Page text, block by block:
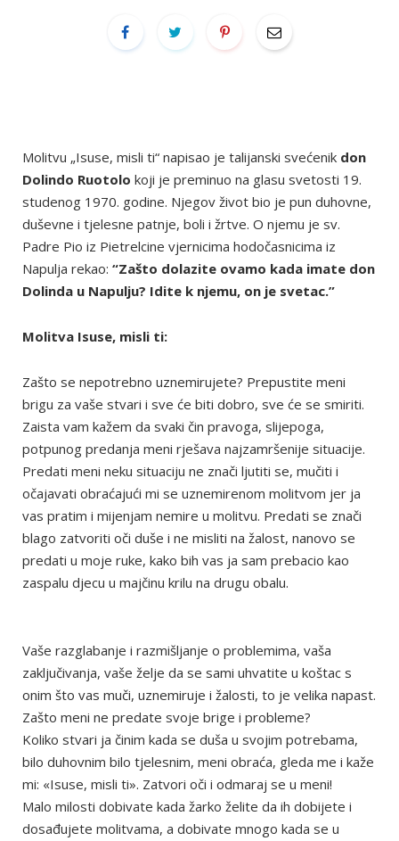
Molitvu „Isuse, misli ti“ napisao je talijanski svećenik don
Dolindo Ruotolo koji je preminuo na glasu svetosti 19.
studenog 1970. godine. Njegov život bio je pun duhovne,
duševne i tjelesne patnje, boli i žrtve. O njemu je sv.
Padre Pio iz Pietrelcine vjernicima hodočasnicima iz
Napulja rekao: “Zašto dolazite ovamo kada imate don
Dolinda u Napulju? Idite k njemu, on je svetac.”
Molitva Isuse, misli ti:
Zašto se nepotrebno uznemirujete? Prepustite meni
brigu za vaše stvari i sve će biti dobro, sve će se smiriti.
Zaista vam kažem da svaki čin pravoga, slijepoga,
potpunog predanja meni rješava najzamršenije situacije.
Predati meni neku situaciju ne znači ljutiti se, mučiti i
očajavati obraćajući mi se uznemirenom molitvom jer ja
vas pratim i mijenjam nemire u molitvu. Predati se znači
blago zatvoriti oči duše i ne misliti na žalost, nanovo se
predati u moje ruke, kako bih vas ja sam prebacio kao
zaspalu djecu u majčinu krilu na drugu obalu.
Vaše razglabanje i razmišljanje o problemima, vaša
zaključivanja, vaše želje da se sami uhvatite u koštac s
onim što vas muči, uznemiruje i žalosti, to je velika napast.
Zašto meni ne predate svoje brige i probleme?
Koliko stvari ja činim kada se duša u svojim potrebama,
bilo duhovnim bilo tjelesnim, meni obraća, gleda me i kaže
mi: «Isuse, misli ti». Zatvori oči i odmaraj se u meni!
Malo milosti dobivate kada žarko želite da ih dobijete i
dosađujete molitvama, a dobivate mnogo kada se u